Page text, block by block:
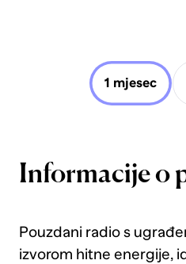
1 mjesec
Informacije o
Pouzdani radio s
izvorom hitne energije,